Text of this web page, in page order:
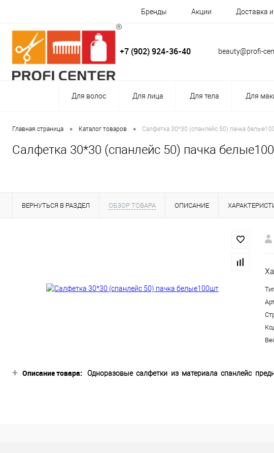
Бренды Акции Доставка
+7 (902) 924-36-40 beauty@profi-
Для волос Для лица Для тела Для
Главная страница • Каталог товаров • Салфетка 30*30 (спанлейс 50) пачка
Салфетка 30*30 (спанлейс 50) пачка
ВЕРНУТЬСЯ В РАЗДЕЛ ОБЗОР ТОВАРА ОПИСАНИЕ
+ Описание товара:
Одноразовые салфетки из материала спанлейс